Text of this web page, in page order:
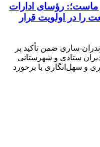
رؤسای ادارات
را در اولویت قرار
ساری ضمن تأکید بر
ستادی و شهرستانی
و سهل‌انگاری با برخورد